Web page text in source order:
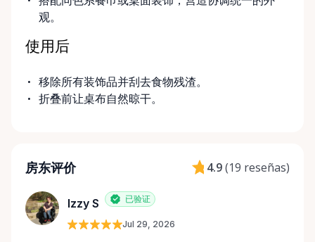
观。
使用后
移除所有装饰品并刮去食物残渣。
折叠前让桌布自然晾干。
房东评价 4.9(19 reseñas)
Izzy S 已验证
Jul 29, 2026